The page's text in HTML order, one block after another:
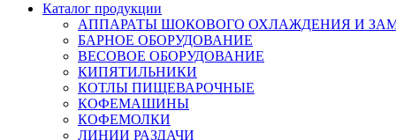
Каталог продукции
АППАРАТЫ ШОКОВОГО ОХЛАЖДЕНИЯ И
БАРНОЕ ОБОРУДОВАНИЕ
ВЕСОВОЕ ОБОРУДОВАНИЕ
КИПЯТИЛЬНИКИ
КОТЛЫ ПИЩЕВАРОЧНЫЕ
КОФЕМАШИНЫ
КОФЕМОЛКИ
ЛИНИИ РАЗДАЧИ